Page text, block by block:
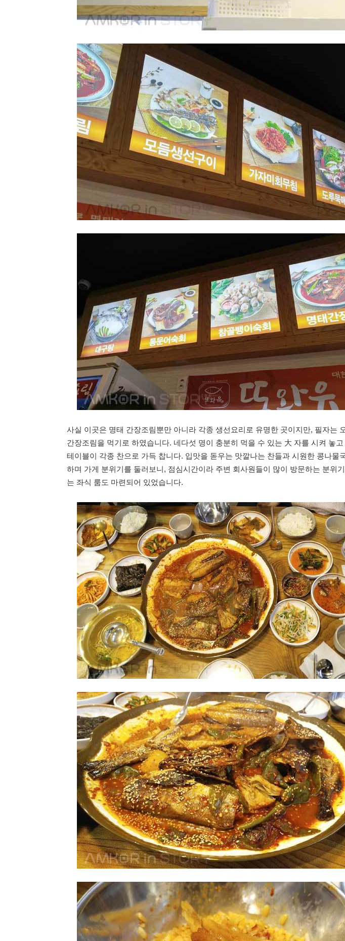
사실 이곳은 명태 간장조림뿐만 아니라 각종 생선요리로 유명한 곳이지만, 필자는
간장조림을 먹기로 하였습니다. 네다섯 명이 충분히 먹을 수 있는 大 자를 시켜 놓고
테이블이 각종 찬으로 가득 찹니다. 입맛을 돋우는 맛깔나는 찬들과 시원한 콩나물
하며 가게 분위기를 둘러보니, 점심시간이라 주변 회사원들이 많이 방문하는 분위
는 좌식 룸도 마련되어 있었습니다.